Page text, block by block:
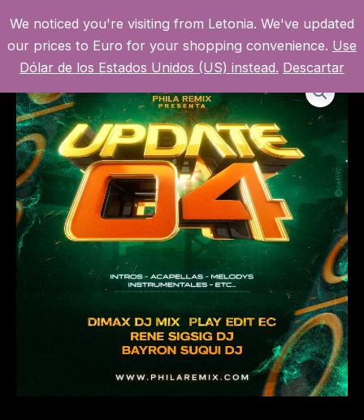
contenido
MI CUENTA
We noticed you're visiting from Letonia. We've updated
our prices to Euro for your shopping convenience. Use
Dólar de los Estados Unidos (US) instead. Descartar